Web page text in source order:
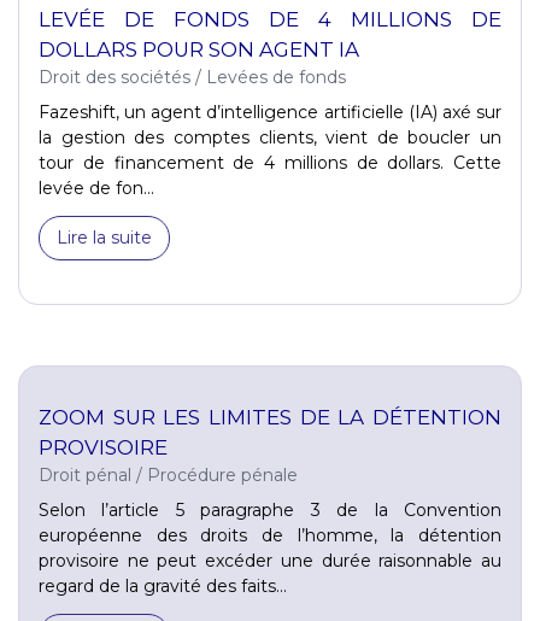
LEVÉE DE FONDS DE 4 MILLIONS DE
DOLLARS POUR SON AGENT IA
Droit des sociétés / Levées de fonds
Fazeshift, un agent d’intelligence artificielle (IA) axé sur
la gestion des comptes clients, vient de boucler un
tour de financement de 4 millions de dollars. Cette
levée de fon...
Lire la suite
ZOOM SUR LES LIMITES DE LA DÉTENTION
PROVISOIRE
Droit pénal / Procédure pénale
Selon l’article 5 paragraphe 3 de la Convention
européenne des droits de l’homme, la détention
provisoire ne peut excéder une durée raisonnable au
regard de la gravité des faits...